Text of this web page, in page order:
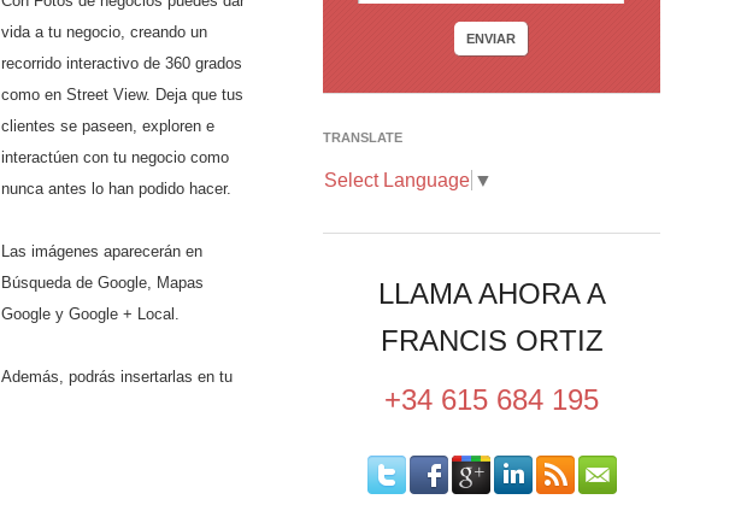
vida a tu negocio, creando un
recorrido interactivo de 360 grados
como en Street View. Deja que tus
clientes se paseen, exploren e
interactúen con tu negocio como
nunca antes lo han podido hacer.
Las imágenes aparecerán en
Búsqueda de Google, Mapas
Google y Google + Local.
Además, podrás insertarlas en tu
TRANSLATE
Select Language ▼
LLAMA AHORA A
FRANCIS ORTIZ
+34 615 684 195